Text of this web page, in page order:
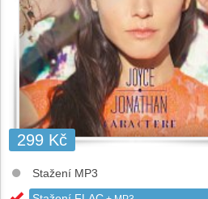
299 Kč
Stažení MP3